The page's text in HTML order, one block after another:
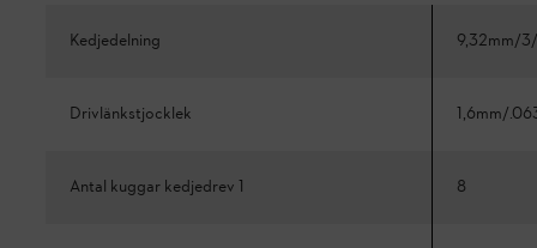
Kedjedelning 9,32mm/
Drivlänkstjocklek 1,6mm/
Antal kuggar kedjedrev 1 8